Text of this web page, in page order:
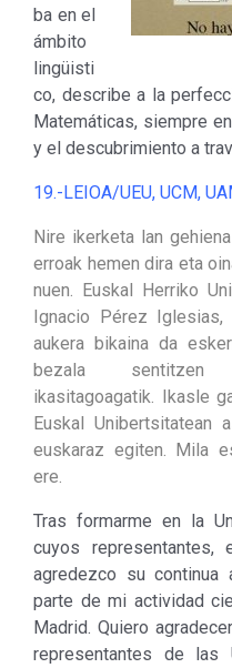
ba en el
ámbito
lingüisti
co, describe a la
Matemáticas, siempre
y el descubrimiento a
19.-LEIOA/UEU, UCM,
Nire ikerketa lan
erroak hemen dira eta
nuen. Euskal Herriko
Ignacio Pérez
aukera bikaina da
bezala sentitzen
ikasitagoagatik. Ikasle
Euskal Unibertsitatean
euskaraz egiten. Mila
ere.
Tras formarme en la
cuyos representantes,
agredezco su continua
parte de mi actividad
Madrid. Quiero
representantes de las